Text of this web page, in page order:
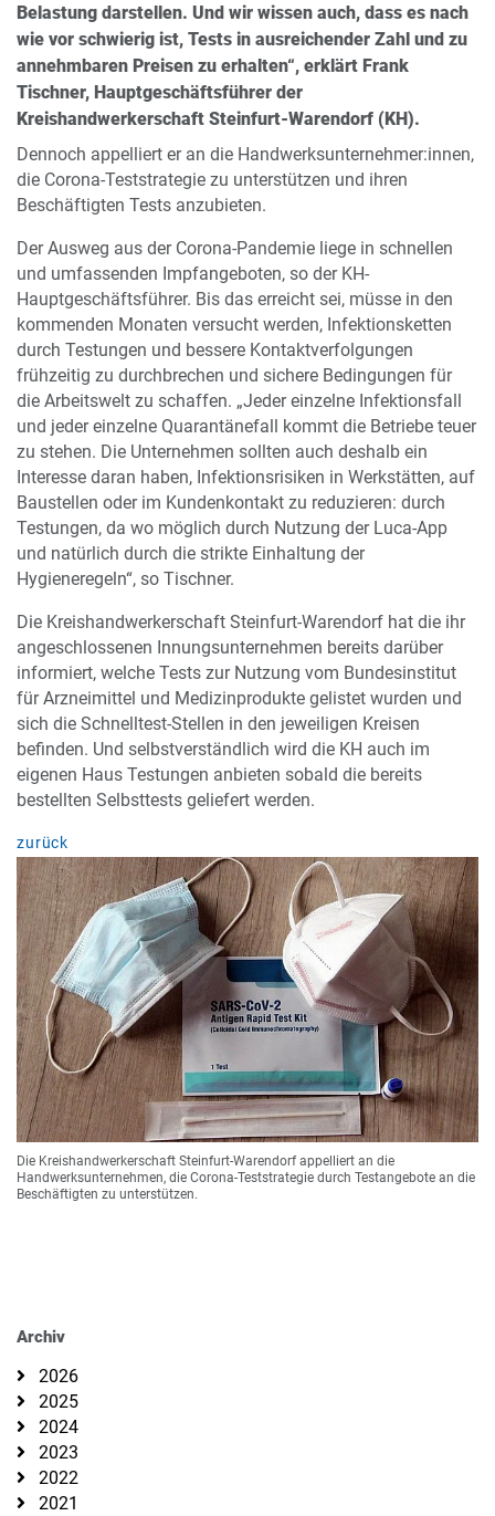
Belastung darstellen. Und wir wissen auch, dass es nach
wie vor schwierig ist, Tests in ausreichender Zahl und zu
annehmbaren Preisen zu erhalten“, erklärt Frank
Tischner, Hauptgeschäftsführer der
Kreishandwerkerschaft Steinfurt-Warendorf (KH).
Dennoch appelliert er an die Handwerksunternehmer:innen,
die Corona-Teststrategie zu unterstützen und ihren
Beschäftigten Tests anzubieten.
Der Ausweg aus der Corona-Pandemie liege in schnellen
und umfassenden Impfangeboten, so der KH-
Hauptgeschäftsführer. Bis das erreicht sei, müsse in den
kommenden Monaten versucht werden, Infektionsketten
durch Testungen und bessere Kontaktverfolgungen
frühzeitig zu durchbrechen und sichere Bedingungen für
die Arbeitswelt zu schaffen. „Jeder einzelne Infektionsfall
und jeder einzelne Quarantänefall kommt die Betriebe teuer
zu stehen. Die Unternehmen sollten auch deshalb ein
Interesse daran haben, Infektionsrisiken in Werkstätten, auf
Baustellen oder im Kundenkontakt zu reduzieren: durch
Testungen, da wo möglich durch Nutzung der Luca-App
und natürlich durch die strikte Einhaltung der
Hygieneregeln“, so Tischner.
Die Kreishandwerkerschaft Steinfurt-Warendorf hat die ihr
angeschlossenen Innungsunternehmen bereits darüber
informiert, welche Tests zur Nutzung vom Bundesinstitut
für Arzneimittel und Medizinprodukte gelistet wurden und
sich die Schnelltest-Stellen in den jeweiligen Kreisen
befinden. Und selbstverständlich wird die KH auch im
eigenen Haus Testungen anbieten sobald die bereits
bestellten Selbsttests geliefert werden.
zurück
Die Kreishandwerkerschaft Steinfurt-Warendorf appelliert an die
Handwerksunternehmen, die Corona-Teststrategie durch Testangebote an die
Beschäftigten zu unterstützen.
Archiv
2026
2025
2024
2023
2022
2021